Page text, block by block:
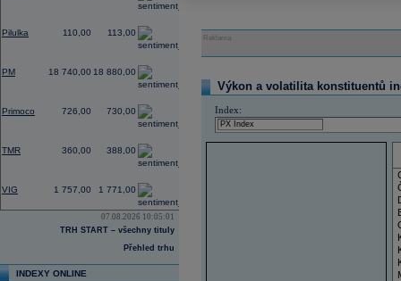
Pilulka 110,00 113,00
PM 18 740,00 18 880,00
0,53
Primoco 726,00 730,00
0,00
TMR 360,00 388,00
VIG 1 757,00 1 771,00
07.08.2026 10:05:01
TRH START – všechny tituly
Přehled trhu
INDEXY ONLINE
Reklama
Výkon a volatilita konstituentů
Index: